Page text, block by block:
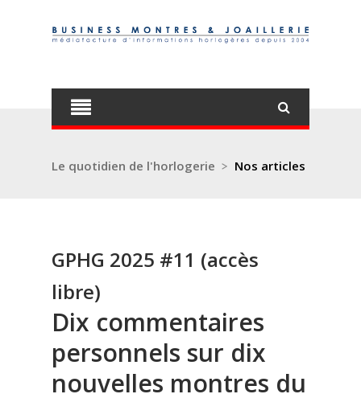
Le quotidien de l'horlogerie > Nos articles
GPHG 2025 #11 (accès
libre)
Dix commentaires
personnels sur dix
nouvelles montres du